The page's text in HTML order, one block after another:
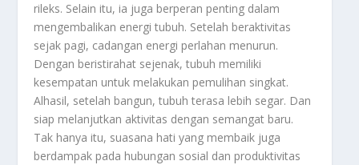
rileks. Selain itu, ia juga berperan penting dalam
mengembalikan energi tubuh. Setelah beraktivitas
sejak pagi, cadangan energi perlahan menurun.
Dengan beristirahat sejenak, tubuh memiliki
kesempatan untuk melakukan pemulihan singkat.
Alhasil, setelah bangun, tubuh terasa lebih segar. Dan
siap melanjutkan aktivitas dengan semangat baru.
Tak hanya itu, suasana hati yang membaik juga
berdampak pada hubungan sosial dan produktivitas